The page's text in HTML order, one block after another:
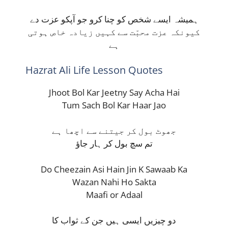
ہمیشہ ایسے شخص کو چنا کرو جو آپکو عزت دے
کیونکہ عزت محبّت سے کہیں زیادہ خاص ہوتی
ہے
Hazrat Ali Life Lesson Quotes
Jhoot Bol Kar Jeetny Say Acha Hai
Tum Sach Bol Kar Haar Jao
جھوٹ بول کر جیتنے سے اچھا ہے
تم سچ بول کر ہار جاؤ
Do Cheezain Asi Hain Jin K Sawaab Ka
Wazan Nahi Ho Sakta
Maafi or Adaal
دو چیزیں ایسی ہیں جن کے ثواب کا